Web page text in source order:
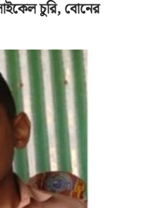
চুরি, বোনের